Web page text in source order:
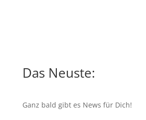
Das Neuste:
Ganz bald gibt es News für Dich!